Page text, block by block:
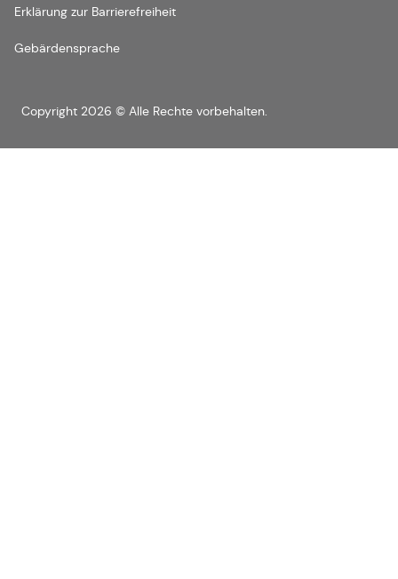
Erklärung zur Barrierefreiheit
Gebärdensprache
Copyright 2026 © Alle Rechte vorbehalten.